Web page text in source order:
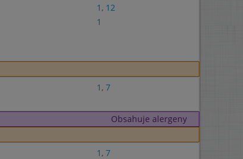
1 , 12
1
1 , 7
Obsahuje alergeny
1 , 7